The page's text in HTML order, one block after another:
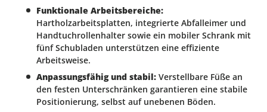
Funktionale Arbeitsbereiche:
Hartholzarbeitsplatten, integrierte Abfalleimer und
Handtuchrollenhalter sowie ein mobiler Schrank mit
fünf Schubladen unterstützen eine effiziente
Arbeitsweise.
Anpassungsfähig und stabil: Verstellbare Füße an
den festen Unterschränken garantieren eine stabile
Positionierung, selbst auf unebenen Böden.